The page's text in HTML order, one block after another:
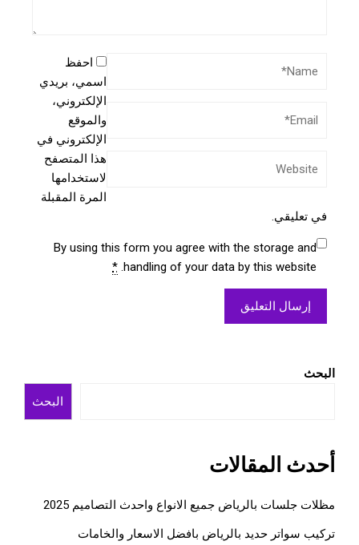
احفظ
اسمي، بريدي
الإلكتروني،
والموقع
الإلكتروني في
هذا المتصفح
لاستخدامها
المرة المقبلة
في تعليقي.
By using this form you agree with the storage and
handling of your data by this website.
*
البحث
البحث
أحدث المقالات
مظلات جلسات بالرياض جميع الانواع واحدث التصاميم 2025
تركيب سواتر حديد بالرياض بافضل الاسعار والخامات